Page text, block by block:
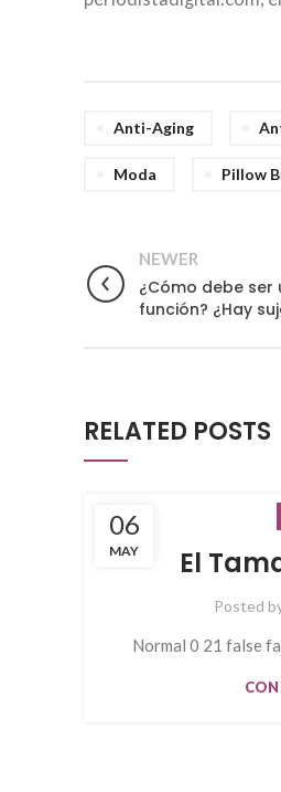
Anti-Aging
Moda Pillow
NEWER
¿Cómo debe
función? ¿Hay
RELATED POSTS
06
MAY El
Posted
Normal 0 21 false